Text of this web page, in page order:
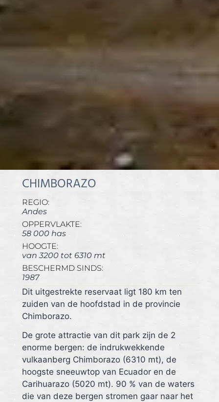
CHIMBORAZO
REGIO:
Andes
OPPERVLAKTE:
58 000 has
HOOGTE:
van 3200 tot 6310 mt
BESCHERMD SINDS:
1987
Dit uitgestrekte reservaat ligt 180 km ten
zuiden van de hoofdstad in de provincie
Chimborazo.
De grote attractie van dit park zijn de 2
enorme bergen: de indrukwekkende
vulkaanberg Chimborazo (6310 mt), de
hoogste sneeuwtop van Ecuador en de
Carihuarazo (5020 mt). 90 % van de waters
die van deze bergen stromen gaar naar het